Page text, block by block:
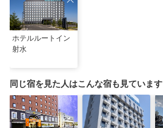
ホテルルートイン
射水
同じ宿を見た人はこんな宿も見ています